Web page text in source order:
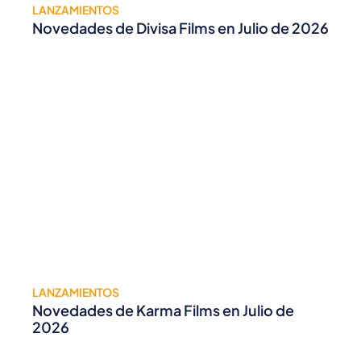
LANZAMIENTOS
Novedades de Divisa Films en Julio de 2026
LANZAMIENTOS
Novedades de Karma Films en Julio de
2026